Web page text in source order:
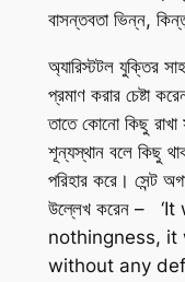
বাসন্তবতা ভিন্ন,
অ্যারিস্টটল যুক্তির
প্রমাণ করার চেষ্টা
তাতে কোনো কিছু
শূন্যস্থান বলে কিছু
পরিহার করে। সেন্ট
উল্লেখ করেন –
nothingness, it
without any